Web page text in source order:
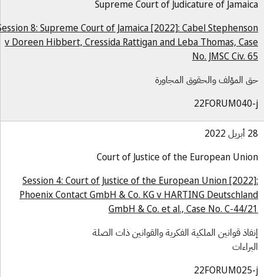
Supreme Court of Judicature of
Session 8: Supreme Court of Jamaica [2022]: Cabel
v Doreen Hibbert, Cressida Rattigan and Leba Thomas,
No. JMSC Civ.
المؤلف والحقوق المجاورة
Court of Justice of the European
Session 4: Court of Justice of the European Union
Phoenix Contact GmbH & Co. KG v HARTING
GmbH & Co. et al., Case No. C‑44/
قوانين الملكية الفكرية والقوانين ذات الصلة